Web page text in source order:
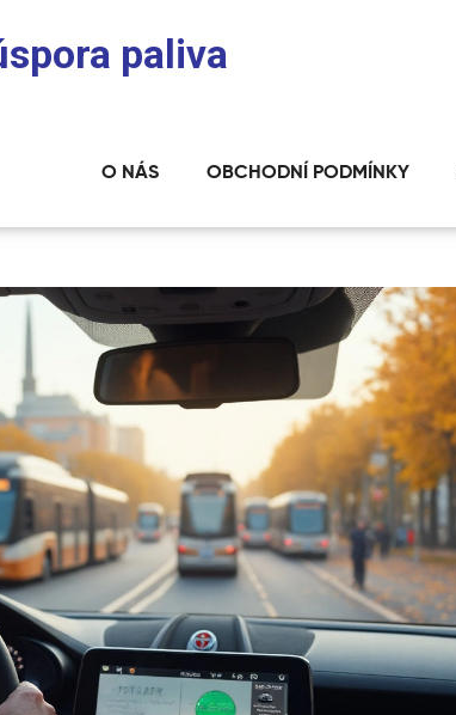
paliva
O NÁS OBCHODNÍ PODMÍNKY